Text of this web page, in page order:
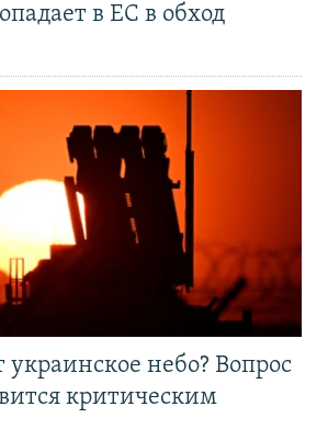
в ЕС в обход
небо? Вопрос
критическим